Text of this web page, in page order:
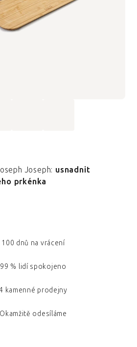
Joseph: usnadnit
prkénka
100 dnů na vrácení
99 % lidí spokojeno
kamenné prodejny
Okamžitě odesíláme